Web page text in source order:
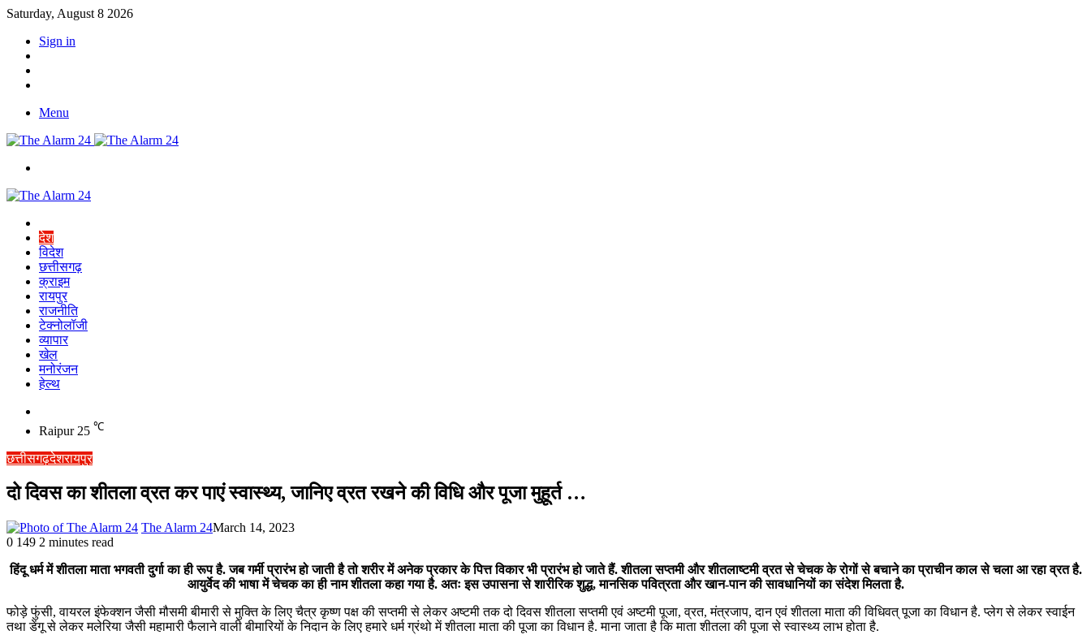
Saturday, August 8 2026
Sign in
Menu
देश
विदेश
छत्तीसगढ़
क्राइम
रायपुर
राजनीति
टेक्नोलॉजी
व्यापार
खेल
मनोरंजन
हेल्थ
skin
Raipur 25 ℃
छत्तीसगढ़देशरायपुर
दो दिवस का शीतला व्रत कर पाएं स्वास्थ्य, जानिए व्रत रखने की विधि और पूजा मुहूर्त …
The Alarm 24March 14, 2023
0 149 2 minutes read
हिंदू धर्म में शीतला माता भगवती दुर्गा का ही रूप है. जब गर्मी प्रारंभ हो जाती है तो शरीर में अनेक प्रकार के पित्त विकार भी प्रारंभ हो जाते हैं. शीतला सप्तमी और शीतलाष्टमी व्रत से चेचक के रोगों से बचाने का प्राचीन काल से चला आ रहा व्रत है.
आयुर्वेद की भाषा में चेचक का ही नाम शीतला कहा गया है. अतः इस उपासना से शारीरिक शुद्ध, मानसिक पवित्रता और खान-पान की सावधानियों का संदेश मिलता है.
फोड़े फुंसी, वायरल इंफेक्शन जैसी मौसमी बीमारी से मुक्ति के लिए चैत्र कृष्ण पक्ष की सप्तमी से लेकर अष्टमी तक दो दिवस शीतला सप्तमी एवं अष्टमी पूजा, व्रत, मंत्रजाप, दान एवं शीतला माता की विधिवत् पूजा का विधान है. प्लेग से लेकर स्वाईन
तथा डेंगू से लेकर मलेरिया जैसी महामारी फैलाने वाली बीमारियों के निदान के लिए हमारे धर्म ग्रंथो में शीतला माता की पूजा का विधान है. माना जाता है कि माता शीतला की पूजा से स्वास्थ्य लाभ होता है.